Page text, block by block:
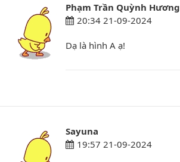
Phạm Trần Quỳnh Hương
20:34 21-09-2024
Dạ là hình A ạ!
Sayuna
19:57 21-09-2024